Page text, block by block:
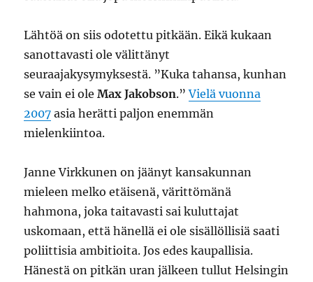
Lähtöä on siis odotettu pitkään. Eikä kukaan
sanottavasti ole välittänyt
seuraajakysymyksestä. ”Kuka tahansa, kunhan
se vain ei oleMax Jakobson.”Vielä vuonna
2007 asia herätti paljon enemmän
mielenkiintoa.
Janne Virkkunen on jäänyt kansakunnan
mieleen melko etäisenä, värittömänä
hahmona, joka taitavasti sai kuluttajat
uskomaan, että hänellä ei ole sisällöllisiä saati
poliittisia ambitioita. Jos edes kaupallisia.
Hänestä on pitkän uran jälkeen tullut Helsingin